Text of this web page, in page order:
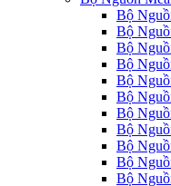
Bộ
Bộ
Bộ
Bộ
Bộ
Bộ
Bộ
Bộ
Bộ
Bộ
Bộ